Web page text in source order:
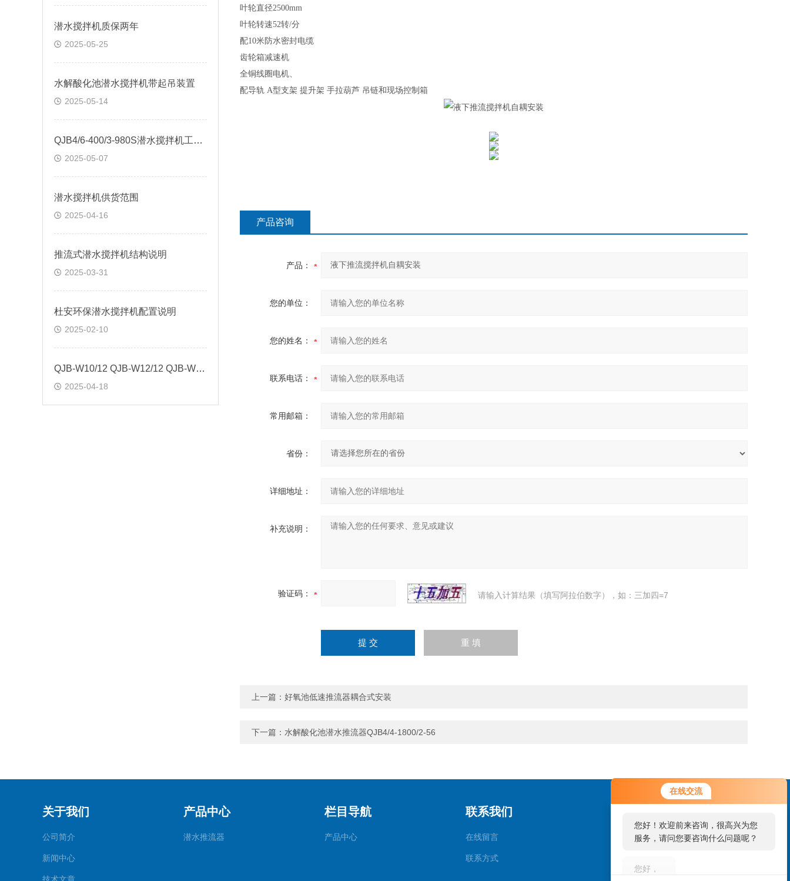
在线交流
您好！欢迎前来咨询，很高兴为您
服务，请问您要咨询什么问题呢？
您好，看您停留很久了，是否找到
了需求产品，您可以直接在线与我
潜水搅拌机质保两年
2025-05-25
水解酸化池潜水搅拌机带起吊装置
2025-05-14
QJB4/6-400/3-980S潜水搅拌机工艺说明
2025-05-07
潜水搅拌机供货范围
2025-04-16
推流式潜水搅拌机结构说明
2025-03-31
杜安环保潜水搅拌机配置说明
2025-02-10
QJB-W10/12 QJB-W12/12 QJB-W15/12回流泵
2025-04-18
叶轮直径2500mm
叶轮转速52转/分
配10米防水密封电缆
齿轮箱减速机
全铜线圈电机、
配导轨 A型支架 提升架 手拉葫芦 吊链和现场控制箱
产品咨询
产品：
您的单位：
您的姓名：
联系电话：
常用邮箱：
省份：
详细地址：
补充说明：
验证码： 请输入计算结果（填写阿拉伯数字），如：三加四=7
上一篇： 好氧池低速推流器耦合式安装
下一篇： 水解酸化池潜水推流器QJB4/4-1800/2-56
关于我们
公司简介
新闻中心
产品中心
潜水推流器
栏目导航
产品中心
联系我们
在线留言
联系方式